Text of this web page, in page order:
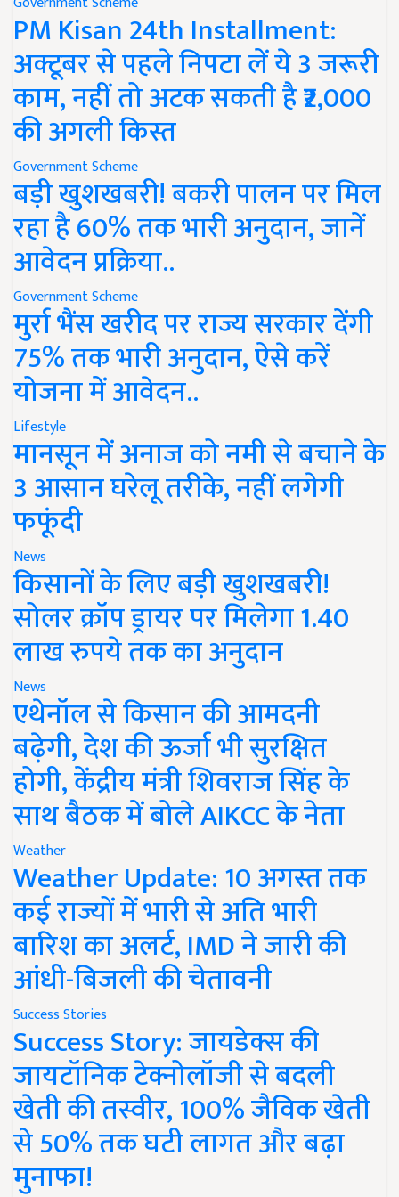
PM Kisan 24th Installment:
अक्टूबर से पहले निपटा लें ये 3 जरूरी
काम, नहीं तो अटक सकती है ₹2,000
की अगली किस्त
Government Scheme
बड़ी खुशखबरी! बकरी पालन पर मिल
रहा है 60% तक भारी अनुदान, जानें
आवेदन प्रक्रिया..
Government Scheme
मुर्रा भैंस खरीद पर राज्य सरकार देंगी
75% तक भारी अनुदान, ऐसे करें
योजना में आवेदन..
Lifestyle
मानसून में अनाज को नमी से बचाने के
3 आसान घरेलू तरीके, नहीं लगेगी
फफूंदी
News
किसानों के लिए बड़ी खुशखबरी!
सोलर क्रॉप ड्रायर पर मिलेगा 1.40
लाख रुपये तक का अनुदान
News
एथेनॉल से किसान की आमदनी
बढ़ेगी, देश की ऊर्जा भी सुरक्षित
होगी, केंद्रीय मंत्री शिवराज सिंह के
साथ बैठक में बोले AIKCC के नेता
Weather
Weather Update: 10 अगस्त तक
कई राज्यों में भारी से अति भारी
बारिश का अलर्ट, IMD ने जारी की
आंधी-बिजली की चेतावनी
Success Stories
Success Story: जायडेक्स की
जायटॉनिक टेक्नोलॉजी से बदली
खेती की तस्वीर, 100% जैविक खेती
से 50% तक घटी लागत और बढ़ा
मुनाफा!